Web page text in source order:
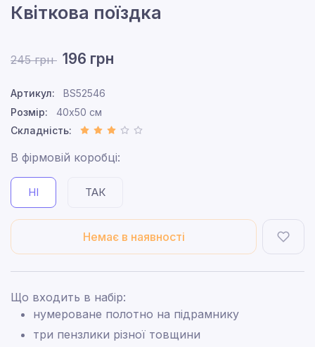
Квіткова поїздка
245 грн 196 грн
Артикул:
BS52546
Розмір:
40x50 см
Складність:
В фірмовій коробці:
НІ ТАК
Немає в наявності
Що входить в набір:
нумероване полотно на підрамнику
три пензлики різної товщини